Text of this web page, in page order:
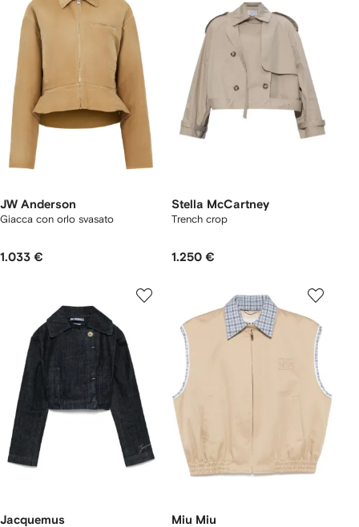
JW Anderson
Giacca con orlo svasato
1.033 €
Stella McCartney
Trench crop
1.250 €
Jacquemus Miu Miu